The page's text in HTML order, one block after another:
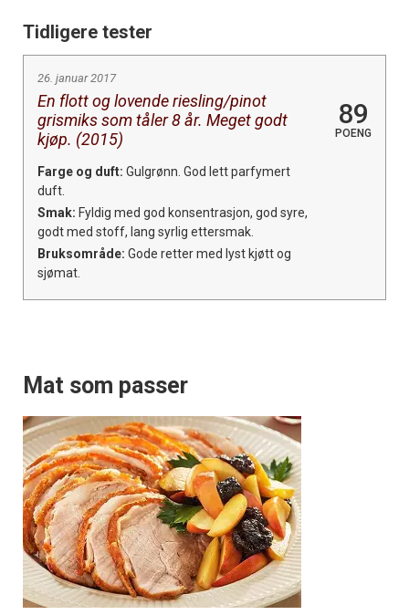
Tidligere tester
26. januar 2017
En flott og lovende riesling/pinot
grismiks som tåler 8 år. Meget godt
kjøp. (2015)
89
POENG
Farge og duft: Gulgrønn. God lett parfymert
duft.
Smak: Fyldig med god konsentrasjon, god syre,
godt med stoff, lang syrlig ettersmak.
Bruksområde: Gode retter med lyst kjøtt og
sjømat.
Mat som passer